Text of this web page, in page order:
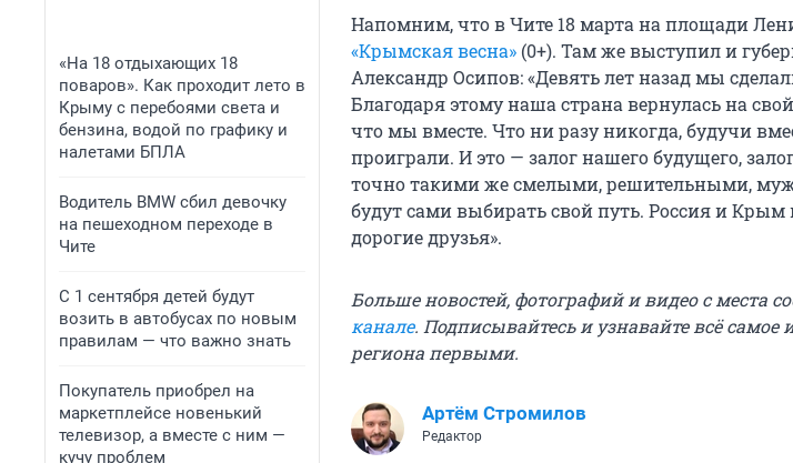
«На 18 отдыхающих 18
поваров». Как проходит лето в
Крыму с перебоями света и
бензина, водой по графику и
налетами БПЛА
Водитель BMW сбил девочку
на пешеходном переходе в
Чите
С 1 сентября детей будут
возить в автобусах по новым
правилам — что важно знать
Покупатель приобрел на
маркетплейсе новенький
телевизор, а вместе с ним —
кучу проблем
Напомним, что в Чите 18 марта на площади
«Крымская весна» (0+). Там же выступил и
Александр Осипов: «Девять лет назад мы
Благодаря этому наша страна вернулась на
что мы вместе. Что ни разу никогда, будучи
проиграли. И это — залог нашего будущего,
точно такими же смелыми, решительными,
будут сами выбирать свой путь. Россия и Крым
дорогие друзья».
Больше новостей, фотографий и видео с места
канале. Подписывайтесь и узнавайте всё
региона первыми.
Артём Стромилов
Редактор